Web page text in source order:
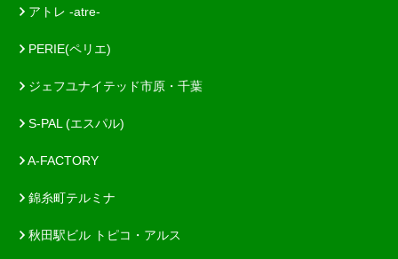
アトレ -atre-
PERIE(ペリエ)
ジェフユナイテッド市原・千葉
S-PAL (エスパル)
A-FACTORY
錦糸町テルミナ
秋田駅ビル トピコ・アルス